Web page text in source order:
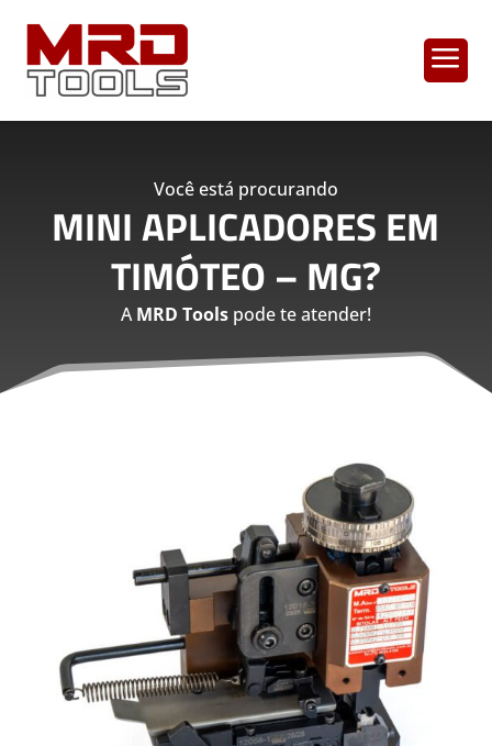
a
Você está procurando
MINI APLICADORES EM
TIMÓTEO – MG?
AMRD Toolspode te atender!